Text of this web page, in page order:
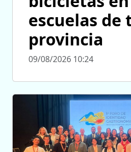
escuelas de
provincia
09/08/2026 10:24